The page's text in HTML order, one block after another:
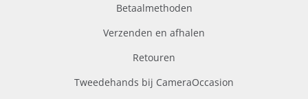
Betaalmethoden
Verzenden en afhalen
Retouren
Tweedehands bij CameraOccasion